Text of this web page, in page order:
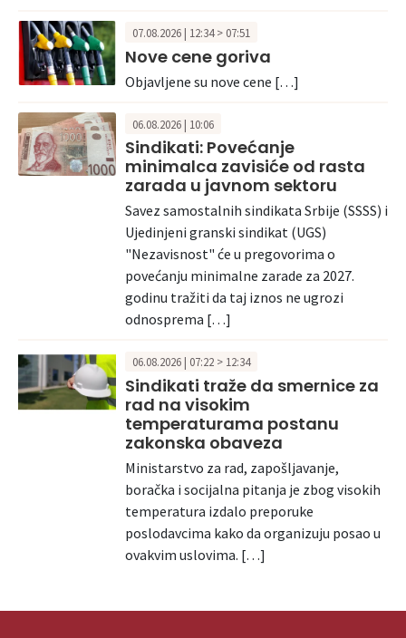
07.08.2026 | 12:34 > 07:51
Nove cene goriva
Objavljene su nove cene […]
06.08.2026 | 10:06
Sindikati: Povećanje
minimalca zavisiće od rasta
zarada u javnom sektoru
Savez samostalnih sindikata Srbije (SSSS) i
Ujedinjeni granski sindikat (UGS)
"Nezavisnost" će u pregovorima o
povećanju minimalne zarade za 2027.
godinu tražiti da taj iznos ne ugrozi
odnosprema […]
06.08.2026 | 07:22 > 12:34
Sindikati traže da smernice za
rad na visokim
temperaturama postanu
zakonska obaveza
Ministarstvo za rad, zapošljavanje,
boračka i socijalna pitanja je zbog visokih
temperatura izdalo preporuke
poslodavcima kako da organizuju posao u
ovakvim uslovima. […]